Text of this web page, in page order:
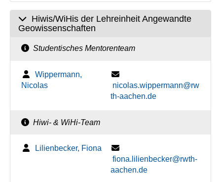
Hiwis/WiHis der Lehreinheit Angewandte
Geowissenschaften
Studentisches Mentorenteam
Wippermann,
Nicolas
nicolas.wippermann@rw
th-aachen.de
Hiwi- & WiHi-Team
Lilienbecker, Fiona
fiona.lilienbecker@rwth-
aachen.de